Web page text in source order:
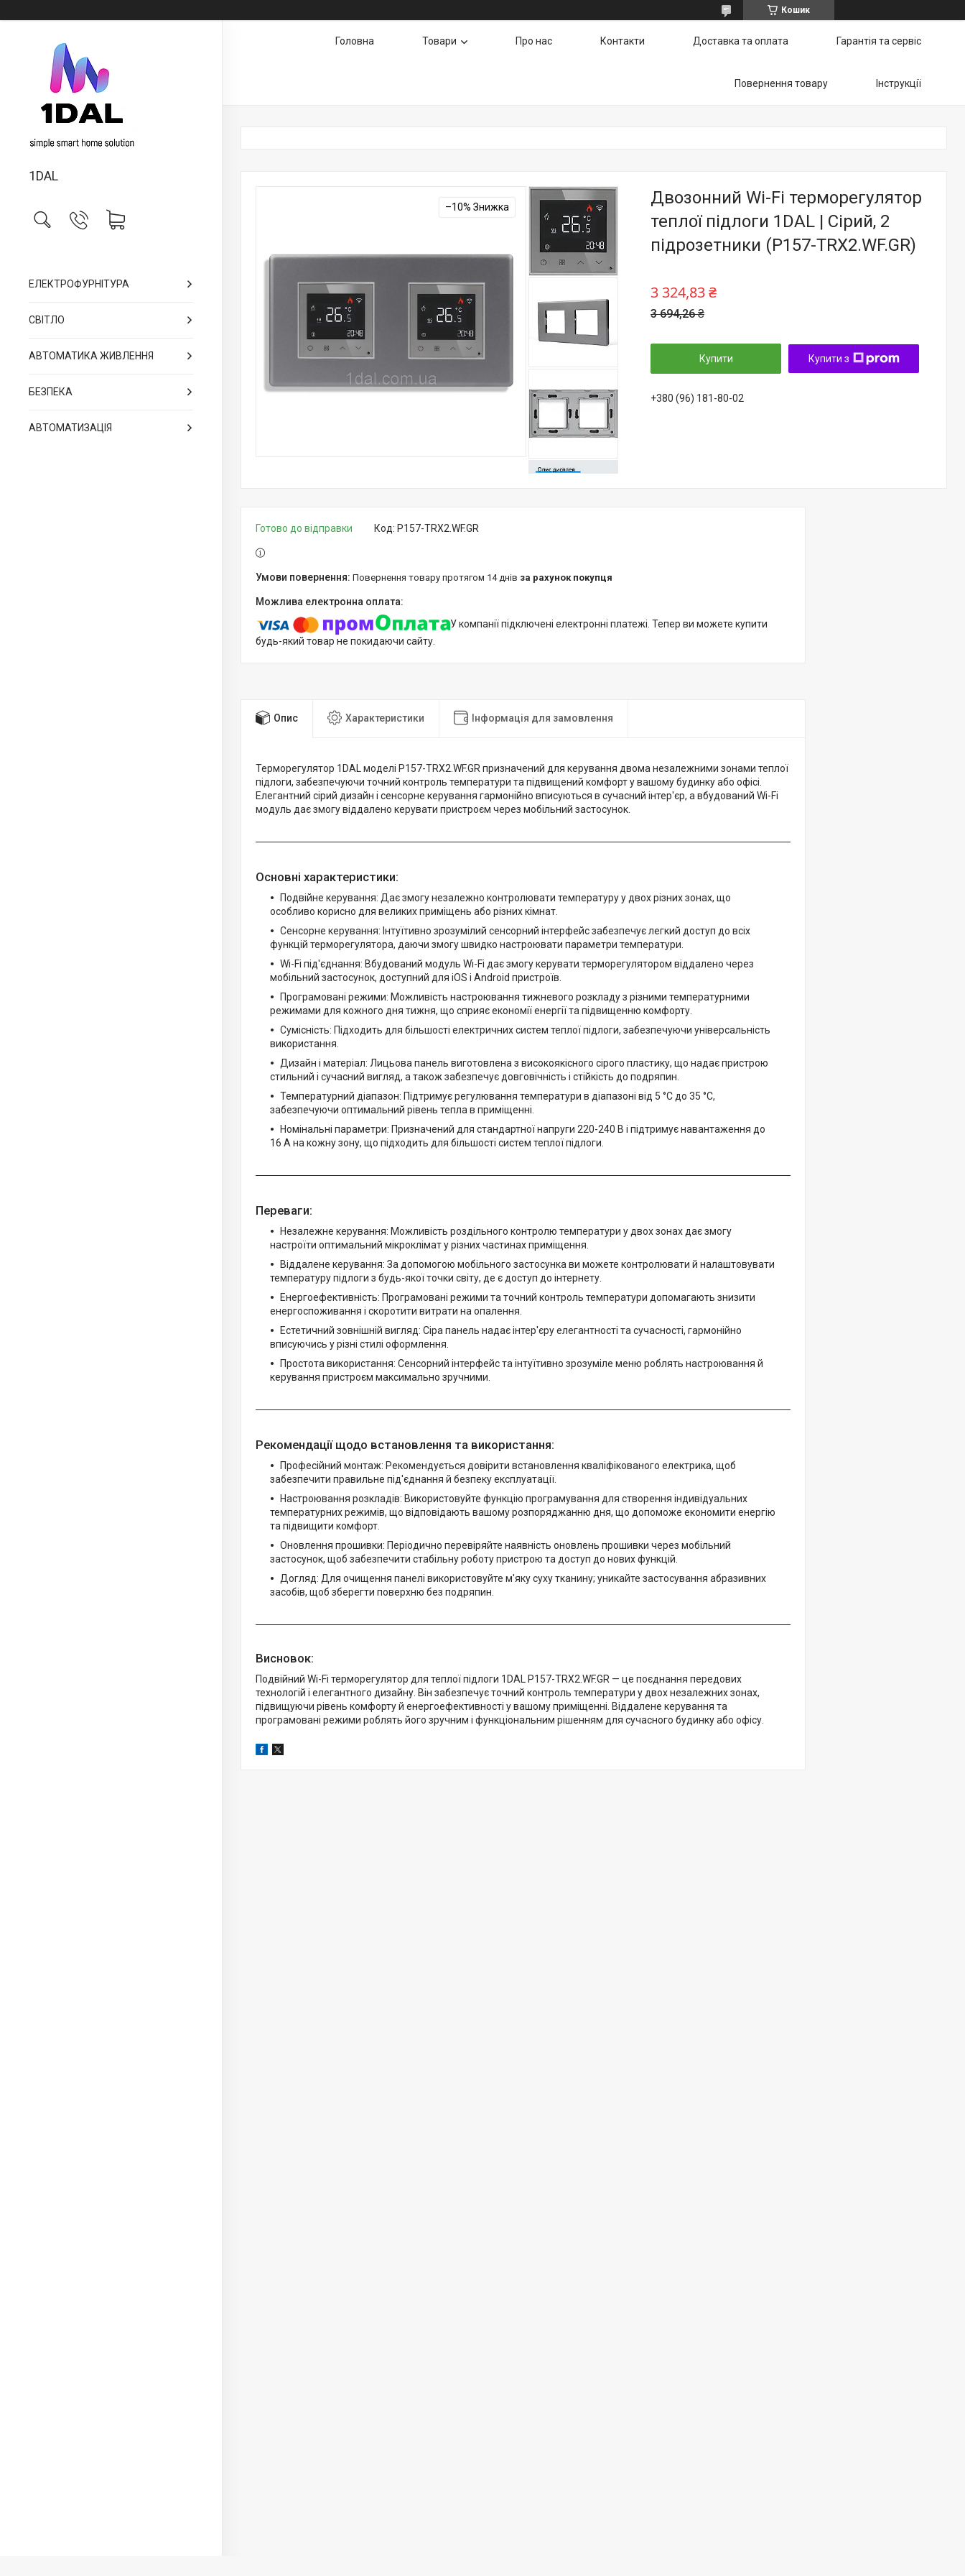
Кошик
1DAL
ЕЛЕКТРОФУРНІТУРА
СВІТЛО
АВТОМАТИКА ЖИВЛЕННЯ
БЕЗПЕКА
АВТОМАТИЗАЦІЯ
Головна Товари Про нас Контакти Доставка та оплата Гарантія та сервіс
Повернення товару Інструкції
–10%
Двозонний Wi-Fi терморегулятор
теплої підлоги 1DAL | Сірий, 2
підрозетники (P157-TRX2.WF.GR)
3 694,26 ₴
3 324,83 ₴
Купити Купити з
+380 (96) 181-80-02
Готово до відправки Код: P157-TRX2.WF.GR
повернення товару протягом 14 днів за рахунок покупця
У компанії підключені електронні платежі. Тепер ви можете купити
будь-який товар не покидаючи сайту.
Опис Характеристики Інформація для замовлення
Терморегулятор 1DAL моделі P157-TRX2.WF.GR призначений для керування двома незалежними зонами теплої
підлоги, забезпечуючи точний контроль температури та підвищений комфорт у вашому будинку або офісі.
Елегантний сірий дизайн і сенсорне керування гармонійно вписуються в сучасний інтер'єр, а вбудований Wi-Fi
модуль дає змогу віддалено керувати пристроєм через мобільний застосунок.
Основні характеристики:
Подвійне керування: Дає змогу незалежно контролювати температуру у двох різних зонах, що
особливо корисно для великих приміщень або різних кімнат.
Сенсорне керування: Інтуїтивно зрозумілий сенсорний інтерфейс забезпечує легкий доступ до всіх
функцій терморегулятора, даючи змогу швидко настроювати параметри температури.
Wi-Fi під'єднання: Вбудований модуль Wi-Fi дає змогу керувати терморегулятором віддалено через
мобільний застосунок, доступний для iOS і Android пристроїв.
Програмовані режими: Можливість настроювання тижневого розкладу з різними температурними
режимами для кожного дня тижня, що сприяє економії енергії та підвищенню комфорту.
Сумісність: Підходить для більшості електричних систем теплої підлоги, забезпечуючи універсальність
використання.
Дизайн і матеріал: Лицьова панель виготовлена з високоякісного сірого пластику, що надає пристрою
стильний і сучасний вигляд, а також забезпечує довговічність і стійкість до подряпин.
Температурний діапазон: Підтримує регулювання температури в діапазоні від 5 °C до 35 °C,
забезпечуючи оптимальний рівень тепла в приміщенні.
Номінальні параметри: Призначений для стандартної напруги 220-240 В і підтримує навантаження до
16 А на кожну зону, що підходить для більшості систем теплої підлоги.
Переваги:
Незалежне керування: Можливість роздільного контролю температури у двох зонах дає змогу
настроїти оптимальний мікроклімат у різних частинах приміщення.
Віддалене керування: За допомогою мобільного застосунка ви можете контролювати й налаштовувати
температуру підлоги з будь-якої точки світу, де є доступ до інтернету.
Енергоефективність: Програмовані режими та точний контроль температури допомагають знизити
енергоспоживання і скоротити витрати на опалення.
Естетичний зовнішній вигляд: Сіра панель надає інтер'єру елегантності та сучасності, гармонійно
вписуючись у різні стилі оформлення.
Простота використання: Сенсорний інтерфейс та інтуїтивно зрозуміле меню роблять настроювання й
керування пристроєм максимально зручними.
Рекомендації щодо встановлення та використання:
Професійний монтаж: Рекомендується довірити встановлення кваліфікованого електрика, щоб
забезпечити правильне під'єднання й безпеку експлуатації.
Настроювання розкладів: Використовуйте функцію програмування для створення індивідуальних
температурних режимів, що відповідають вашому розпоряджанню дня, що допоможе економити енергію
та підвищити комфорт.
Оновлення прошивки: Періодично перевіряйте наявність оновлень прошивки через мобільний
застосунок, щоб забезпечити стабільну роботу пристрою та доступ до нових функцій.
Догляд: Для очищення панелі використовуйте м'яку суху тканину; уникайте застосування абразивних
засобів, щоб зберегти поверхню без подряпин.
Висновок:
Подвійний Wi-Fi терморегулятор для теплої підлоги 1DAL P157-TRX2.WF.GR — це поєднання передових
технологій і елегантного дизайну. Він забезпечує точний контроль температури у двох незалежних зонах,
підвищуючи рівень комфорту й енергоефективності у вашому приміщенні. Віддалене керування та
програмовані режими роблять його зручним і функціональним рішенням для сучасного будинку або офісу.